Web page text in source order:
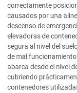
correctamente
causados por una
descenso de
elevadoras de
segura al nivel del
de mal
abarca desde el nivel
cubriendo
contenedores